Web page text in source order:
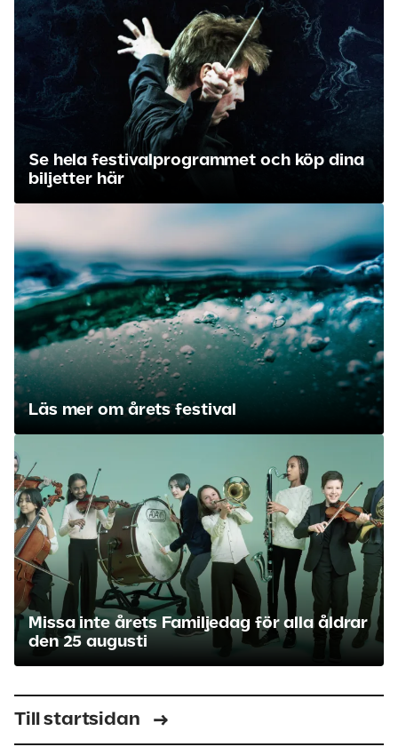
Se hela festivalprogrammet och köp dina
biljetter här
Läs mer om årets festival
Missa inte årets Familjedag för alla åldrar
den 25 augusti
Till startsidan